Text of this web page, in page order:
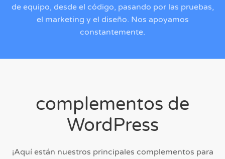
de equipo, desde el código, pasando por las pruebas,
el marketing y el diseño. Nos apoyamos
constantemente.
complementos de
WordPress
¡Aquí están nuestros principales complementos para